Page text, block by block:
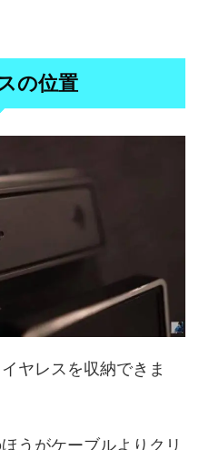
の位置
ヤレスを収納できま
うがケーブルよりクリ